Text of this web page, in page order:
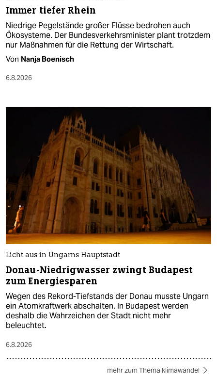
Immer tiefer Rhein
Niedrige Pegelstände großer Flüsse bedrohen auch
Ökosysteme. Der Bundesverkehrsminister plant trotzdem
nur Maßnahmen für die Rettung der Wirtschaft.
Von Nanja Boenisch
6.8.2026
Licht aus in Ungarns Hauptstadt
Donau-Niedrigwasser zwingt Budapest
zum Energiesparen
Wegen des Rekord-Tiefstands der Donau musste Ungarn
ein Atomkraftwerk abschalten. In Budapest werden
deshalb die Wahrzeichen der Stadt nicht mehr
beleuchtet.
6.8.2026
mehr zum Thema klimawandel